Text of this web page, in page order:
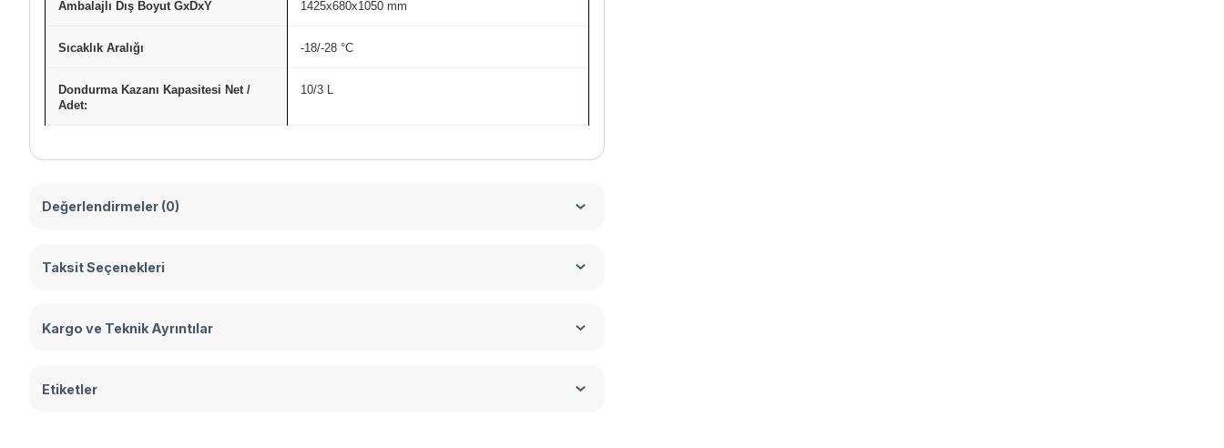
Ambalajlı Dış Boyut GxDxY 1425x680x1050 mm
Sıcaklık Aralığı -18/-28 °C
Dondurma Kazanı Kapasitesi Net /
Adet:
10/3 L
Değerlendirmeler (0)
Taksit Seçenekleri
Kargo ve Teknik Ayrıntılar
Etiketler